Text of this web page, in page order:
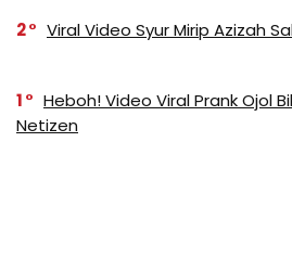
2 Viral Video Syur Mirip Azizah
1
Heboh! Video Viral Prank Ojol
Netizen